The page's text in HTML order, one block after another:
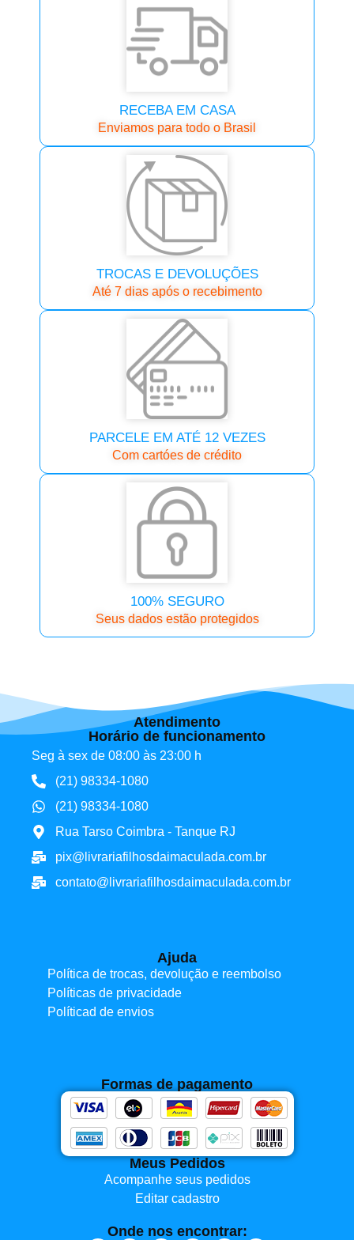
RECEBA EM CASA
Enviamos para todo o Brasil
TROCAS E DEVOLUÇÕES
Até 7 dias após o recebimento
PARCELE EM ATÉ 12 VEZES
Com cartóes de crédito
100% SEGURO
Seus dados estão protegidos
Atendimento
Horário de funcionamento
Seg à sex de 08:00 às 23:00 h
(21) 98334-1080
(21) 98334-1080
Rua Tarso Coimbra - Tanque RJ
pix@livrariafilhosdaimaculada.com.br
contato@livrariafilhosdaimaculada.com.br
Ajuda
Política de trocas, devolução e reembolso
Políticas de privacidade
Políticad de envios
Formas de pagamento
Meus Pedidos
Acompanhe seus pedidos
Editar cadastro
Onde nos encontrar: